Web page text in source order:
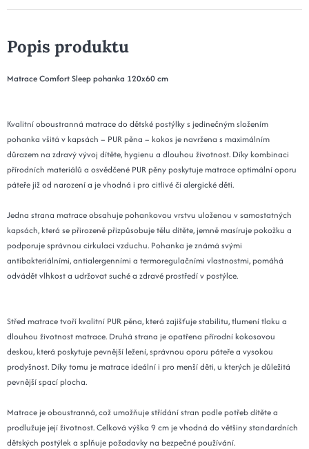
Popis produktu
Matrace Comfort Sleep pohanka 120x60 cm
Kvalitní oboustranná matrace do dětské postýlky s jedinečným složením
pohanka všitá v kapsách – PUR pěna – kokos je navržena s maximálním
důrazem na zdravý vývoj dítěte, hygienu a dlouhou životnost. Díky kombinaci
přírodních materiálů a osvědčené PUR pěny poskytuje matrace optimální oporu
páteře již od narození a je vhodná i pro citlivé či alergické děti.
Jedna strana matrace obsahuje pohankovou vrstvu uloženou v samostatných
kapsách, která se přirozeně přizpůsobuje tělu dítěte, jemně masíruje pokožku a
podporuje správnou cirkulaci vzduchu. Pohanka je známá svými
antibakteriálními, antialergenními a termoregulačními vlastnostmi, pomáhá
odvádět vlhkost a udržovat suché a zdravé prostředí v postýlce.
Střed matrace tvoří kvalitní PUR pěna, která zajišťuje stabilitu, tlumení tlaku a
dlouhou životnost matrace. Druhá strana je opatřena přírodní kokosovou
deskou, která poskytuje pevnější ležení, správnou oporu páteře a vysokou
prodyšnost. Díky tomu je matrace ideální i pro menší děti, u kterých je důležitá
pevnější spací plocha.
Matrace je oboustranná, což umožňuje střídání stran podle potřeb dítěte a
prodlužuje její životnost. Celková výška 9 cm je vhodná do většiny standardních
dětských postýlek a splňuje požadavky na bezpečné používání.